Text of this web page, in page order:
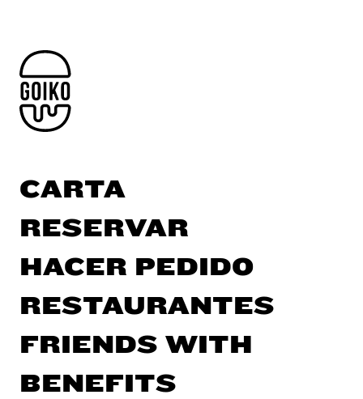
CARTA
RESERVAR
HACER PEDIDO
RESTAURANTES
FRIENDS WITH
BENEFITS